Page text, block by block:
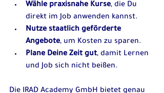
Wähle praxisnahe Kurse, die Du
direkt im Job anwenden kannst.
Nutze staatlich geförderte
Angebote, um Kosten zu sparen.
Plane Deine Zeit gut, damit Lernen
und Job sich nicht beißen.
Die IRAD Academy GmbH bietet genau